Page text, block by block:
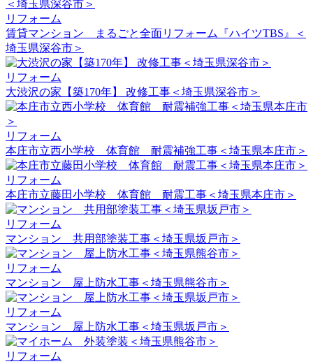
リフォーム
賃貸マンション まるごと全面リフォーム『ハイツTBS』＜
埼玉県深谷市＞
リフォーム
大渋沢の家【築170年】 改修工事＜埼玉県深谷市＞
リフォーム
本庄市立西小学校 体育館 耐震補強工事＜埼玉県本庄市＞
リフォーム
本庄市立藤田小学校 体育館 耐震工事＜埼玉県本庄市＞
リフォーム
マンション 共用部塗装工事＜埼玉県坂戸市＞
リフォーム
マンション 屋上防水工事＜埼玉県熊谷市＞
リフォーム
マンション 屋上防水工事＜埼玉県坂戸市＞
リフォーム